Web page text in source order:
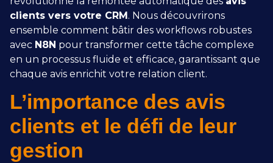
clients vers votre CRM. Nous découvrirons
ensemble comment bâtir des workflows robustes
avec N8N pour transformer cette tâche complexe
en un processus fluide et efficace, garantissant que
chaque avis enrichit votre relation client.
L’importance des avis
clients et le défi de leur
gestion